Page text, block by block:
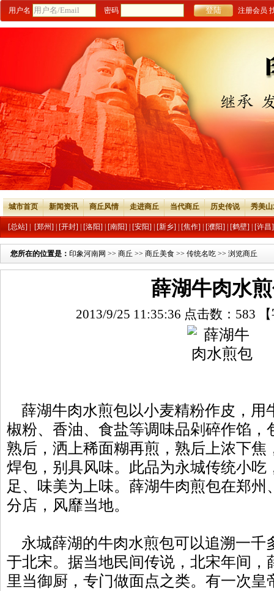
用户名 密码 注册会员
城市首页 新闻资讯 商丘风情 走进商丘 当代商丘 历史传说 秀美
[总站] [郑州] [开封] [洛阳] [南阳] [安阳] [新乡] [焦作] [濮阳] [鹤壁] [许昌]
您所在的位置是： 印象河南网 >> 商丘 >> 商丘美食 >> 传统名吃 >> 浏览商丘
薛湖牛肉水
2013/9/25 11:35:36 点击数： 583
薛湖牛肉水煎包以小麦精粉作皮，用
椒粉、香油、食盐等调味品剁碎作馅，
熟后，洒上稀面糊再煎，熟后上浓下焦
焊包，别具风味。此品为永城传统小吃
足、味美为上味。薛湖牛肉煎包在郑
分店，风靡当地。
永城薛湖的牛肉水煎包可以追溯一千
于北宋。据当地民间传说，北宋年间，
里当御厨，专门做面点之类。有一次